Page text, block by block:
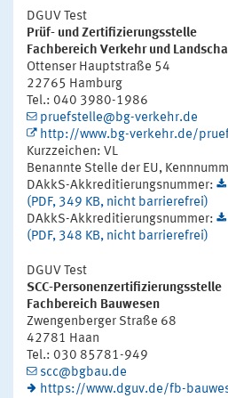
DGUV Test
Prüf- und Zertifizierungsstelle
Fachbereich Verkehr und
Ottenser Hauptstraße 54
22765 Hamburg
Tel.: 040 3980-1986
pruefstelle@bg-verkehr.de
http://www.bg-verkehr.de/
Kurzzeichen: VL
Benannte Stelle der EU,
DAkkS-Akkreditierungsnummer:
(PDF, 349 KB, nicht barrierefrei)
DAkkS-Akkreditierungsnummer:
(PDF, 348 KB, nicht barrierefrei)
DGUV Test
SCC-Personenzertifizierungsstelle
Fachbereich Bauwesen
Zwengenberger Straße 68
42781 Haan
Tel.: 030 85781-949
scc@bgbau.de
https://www.dguv.de/fb-